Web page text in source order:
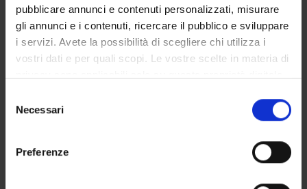
pubblicare annunci e contenuti personalizzati, misurare
gli annunci e i contenuti, ricercare il pubblico e sviluppare
i servizi. Avete la possibilità di scegliere chi utilizza i
vostri dati e per quali scopi. Le vostre scelte in materia di
modificare o revocare il proprio consenso in qualsiasi
momento dalla Dichiarazione sui cookie o facendo clic
delNecessari
Preferenze
STRUTTURE DEL DIPARTIMENTO
BIBLIOTECHE
CENTRI
SPAZI COMUNI DEL DIPARTIMENTO